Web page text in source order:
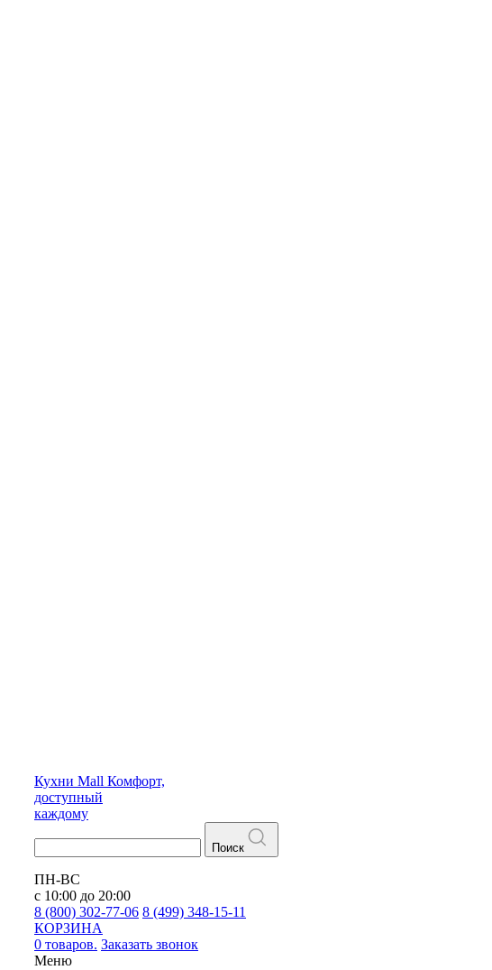
Кухни Mall Комфорт,
доступный
каждому
Поиск
ПН-ВС
с 10:00 до 20:00
8 (800) 302-77-06 8 (499) 348-15-11
КОРЗИНА
0 товаров. Заказать звонок
Меню